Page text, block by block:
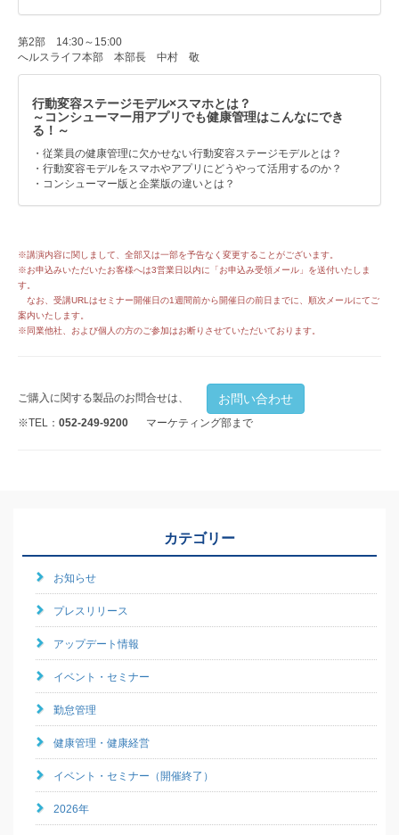
第2部 14:30～15:00
へルスライフ本部 本部長 中村 敬
行動変容ステージモデル×スマホとは？
～コンシューマー用アプリでも健康管理はこんなにでき
る！～
・従業員の健康管理に欠かせない行動変容ステージモデルとは？
・行動変容モデルをスマホやアプリにどうやって活用するのか？
・コンシューマー版と企業版の違いとは？
※講演内容に関しまして、全部又は一部を予告なく変更することがございます。
※お申込みいただいたお客様へは3営業日以内に「お申込み受領メール」を送付いたしま
す。
なお、受講URLはセミナー開催日の1週間前から開催日の前日までに、順次メールにてご
案内いたします。
※同業他社、および個人の方のご参加はお断りさせていただいております。
ご購入に関する製品のお問合せは、 お問い合わせ
※TEL： 052-249-9200 マーケティング部まで
カテゴリー
お知らせ
プレスリリース
アップデート情報
イベント・セミナー
勤怠管理
健康管理・健康経営
イベント・セミナー（開催終了）
2026年